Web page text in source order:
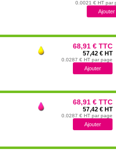
0.0021 € HT par
68,91 € TTC
57,42 € HT
0.0287 € HT par page
68,91 € TTC
57,42 € HT
0.0287 € HT par page